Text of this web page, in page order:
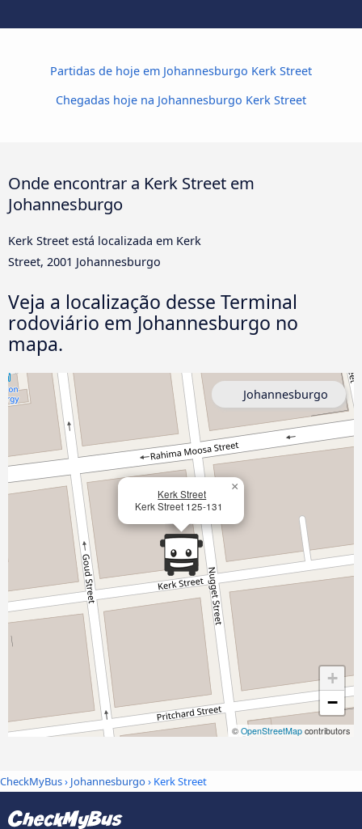
Partidas de hoje em Johannesburgo Kerk Street
Chegadas hoje na Johannesburgo Kerk Street
Onde encontrar a Kerk Street em
Johannesburgo
Kerk Street está localizada em Kerk
Street, 2001 Johannesburgo
Veja a localização desse Terminal
rodoviário em Johannesburgo no
mapa.
Kerk Street
Kerk Street 125-131
×
+
−
© OpenStreetMap contributors
Johannesburgo
CheckMyBus› Johannesburgo› Kerk Street